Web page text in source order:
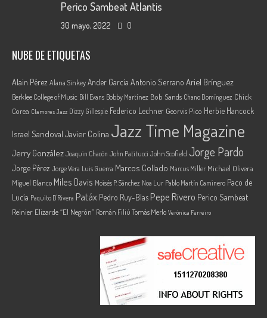
Perico Sambeat Atlantis
30 mayo, 2022 0
NUBE DE ETIQUETAS
Alain Pérez Alana SinkeyAnder García Antonio Serrano Ariel Brínguez
Berklee College of Music Bill Evans Bobby Martínez Bob Sands Chano Domínguez Chick
Corea Clamores Jazz Dizzy Gillespie Federico Lechner Georvis Pico Herbie Hancock
Israel Sandoval Javier Colina Jazz Time Magazine
Jerry González Joaquin Chacón John Patitucci John Scofield Jorge Pardo
Jorge Pérez Jorge Vera Luis Guerra Marcos Collado Marcus Miller Michael Olivera
Miguel Blanco Miles Davis Moisés P. Sánchez Noa Lur Pablo Martín Caminero Paco de
Lucía Paquito D'Rivera Patáx Pedro Ruy-Blas Pepe Rivero Perico Sambeat
Reinier Elizarde “El Negrón” Román Filiú Tomás Merlo Verónica Ferreiro